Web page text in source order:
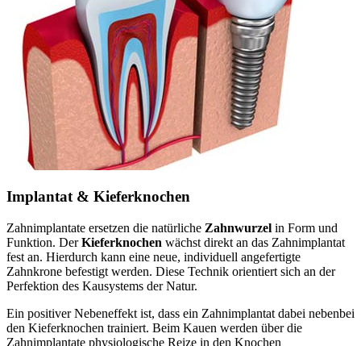
Implantat & Kieferknochen
Zahnimplantate ersetzen die natürliche Zahnwurzel in Form und
Funktion. DerKieferknochen wächst direkt an das Zahnimplantat
fest an. Hierdurch kann eine neue, individuell angefertigte
Zahnkrone befestigt werden. Diese Technik orientiert sich an der
Perfektion des Kausystems der Natur.
Ein positiver Nebeneffekt ist, dass ein Zahnimplantat dabei nebenbei
den Kieferknochen trainiert. Beim Kauen werden über die
Zahnimplantate physiologische Reize in den Knochen